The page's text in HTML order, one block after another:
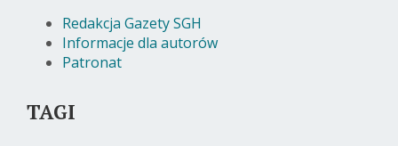
Redakcja Gazety SGH
Informacje dla autorów
Patronat
TAGI